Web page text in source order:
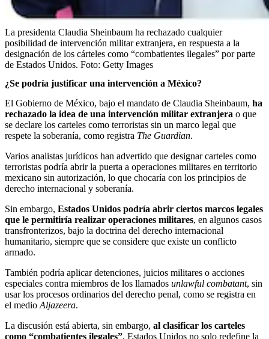
La presidenta Claudia Sheinbaum ha rechazado cualquier
posibilidad de intervención militar extranjera, en respuesta a la
designación de los cárteles como “combatientes ilegales” por parte
de Estados Unidos. Foto: Getty Images
¿Se podría justificar una intervención a México?
El Gobierno de México, bajo el mandato de Claudia Sheinbaum, ha
rechazado la idea de una intervención militar extranjera o que
se declare los carteles como terroristas sin un marco legal que
respete la soberanía, como registra The Guardian.
Varios analistas jurídicos han advertido que designar carteles como
terroristas podría abrir la puerta a operaciones militares en territorio
mexicano sin autorización, lo que chocaría con los principios de
derecho internacional y soberanía.
Sin embargo, Estados Unidos podría abrir ciertos marcos legales
que le permitiría realizar operaciones militares, en algunos casos
transfronterizos, bajo la doctrina del derecho internacional
humanitario, siempre que se considere que existe un conflicto
armado.
También podría aplicar detenciones, juicios militares o acciones
especiales contra miembros de los llamados unlawful combatant, sin
usar los procesos ordinarios del derecho penal, como se registra en
el medio Aljazeera.
La discusión está abierta, sin embargo, al clasificar los carteles
como “combatientes ilegales”, Estados Unidos no solo redefine la